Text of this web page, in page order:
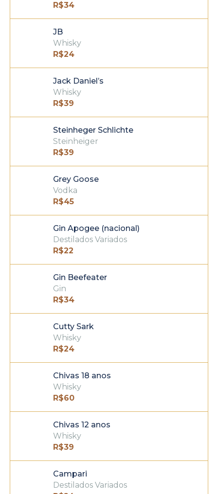
R$34
JB
Whisky
R$24
Jack Daniel’s
Whisky
R$39
Steinheger Schlichte
Steinheiger
R$39
Grey Goose
Vodka
R$45
Gin Apogee (nacional)
Destilados Variados
R$22
Gin Beefeater
Gin
R$34
Cutty Sark
Whisky
R$24
Chivas 18 anos
Whisky
R$60
Chivas 12 anos
Whisky
R$39
Campari
Destilados Variados